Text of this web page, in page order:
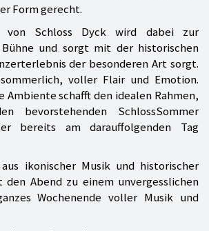
Form gerecht.
von Schloss Dyck wird dabei zur
und sorgt mit der historischen
der besonderen Art sorgt.
voller Flair und Emotion.
Ambiente schafft den idealen Rahmen,
bevorstehenden SchlossSommer
bereits am darauffolgenden Tag
ikonischer Musik und historischer
den Abend zu einem unvergesslichen
Wochenende voller Musik und